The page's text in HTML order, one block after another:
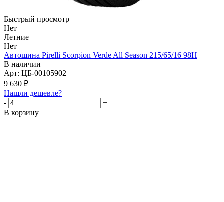
Быстрый просмотр
Нет
Летние
Нет
Автошина Pirelli Scorpion Verde All Season 215/65/16 98H
В наличии
Арт: ЦБ-00105902
9 630 ₽
Нашли дешевле?
-
+
В корзину